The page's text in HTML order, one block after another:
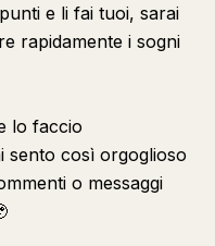
e li fai tuoi, sarai
rapidamente i sogni
lo faccio
sento così orgoglioso
o messaggi